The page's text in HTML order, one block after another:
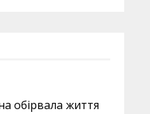
обірвала життя